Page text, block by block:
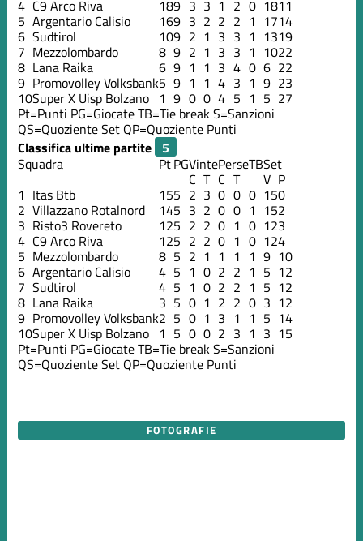
4 C9 Arco Riva 189 3 3 1 2 0 1811
5 Argentario Calisio 169 3 2 2 2 1 1714
6 Sudtirol 109 2 1 3 3 1 1319
7 Mezzolombardo 8 9 2 1 3 3 1 1022
8 Lana Raika 6 9 1 1 3 4 0 6 22
9 Promovolley Volksbank5 9 1 1 4 3 1 9 23
10Super X Uisp Bolzano 1 9 0 0 4 5 1 5 27
Pt=Punti PG=GiocateTB=Tie breakS=Sanzioni
QS=Quoziente Set QP=Quoziente Punti
Classifica ultime partite
Squadra
PtPGVintePerseTBSet
C T C T V P
1 Itas Btb 155 2 3 0 0 0 150
2 Villazzano Rotalnord 145 3 2 0 0 1 152
3 Risto3 Rovereto 125 2 2 0 1 0 123
4 C9 Arco Riva 125 2 2 0 1 0 124
5 Mezzolombardo 8 5 2 1 1 1 1 9 10
6 Argentario Calisio 4 5 1 0 2 2 1 5 12
7 Sudtirol 4 5 1 0 2 2 1 5 12
8 Lana Raika 3 5 0 1 2 2 0 3 12
9 Promovolley Volksbank2 5 0 1 3 1 1 5 14
10Super X Uisp Bolzano 1 5 0 0 2 3 1 3 15
Pt=Punti PG=GiocateTB=Tie breakS=Sanzioni
QS=Quoziente Set QP=Quoziente Punti
FOTOGRAFIE